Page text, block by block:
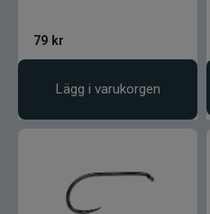
Lamson - Waterworks
LMP
79 kr
Lägg i varukorgen